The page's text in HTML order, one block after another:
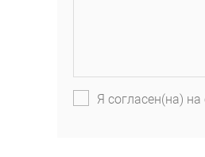
Я согласен(на)